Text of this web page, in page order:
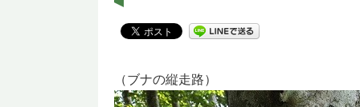
（ブナの縦走路）